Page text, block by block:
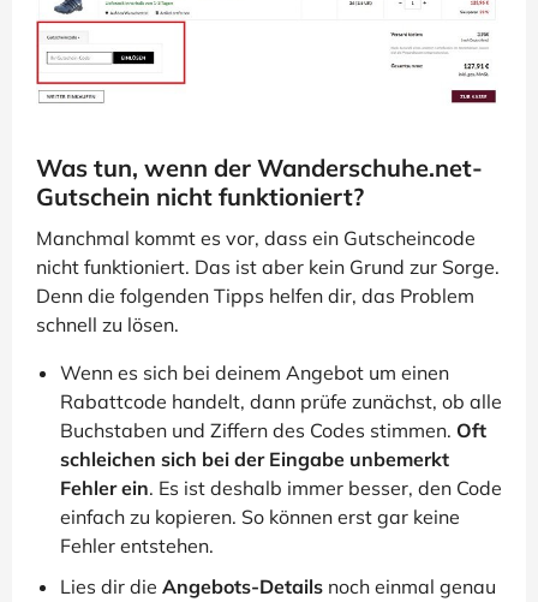
Was tun, wenn der Wanderschuhe.net-
Gutschein nicht funktioniert?
Manchmal kommt es vor, dass ein Gutscheincode
nicht funktioniert. Das ist aber kein Grund zur Sorge.
Denn die folgenden Tipps helfen dir, das Problem
schnell zu lösen.
Wenn es sich bei deinem Angebot um einen
Rabattcode handelt, dann prüfe zunächst, ob alle
Buchstaben und Ziffern des Codes stimmen. Oft
schleichen sich bei der Eingabe unbemerkt
Fehler ein. Es ist deshalb immer besser, den Code
einfach zu kopieren. So können erst gar keine
Fehler entstehen.
Lies dir die Angebots-Details noch einmal genau